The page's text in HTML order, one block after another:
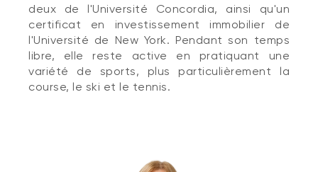
deux de l'Université Concordia, ainsi qu'un
certificat en investissement immobilier de
l'Université de New York. Pendant son temps
libre, elle reste active en pratiquant une
variété de sports, plus particulièrement la
course, le ski et le tennis.